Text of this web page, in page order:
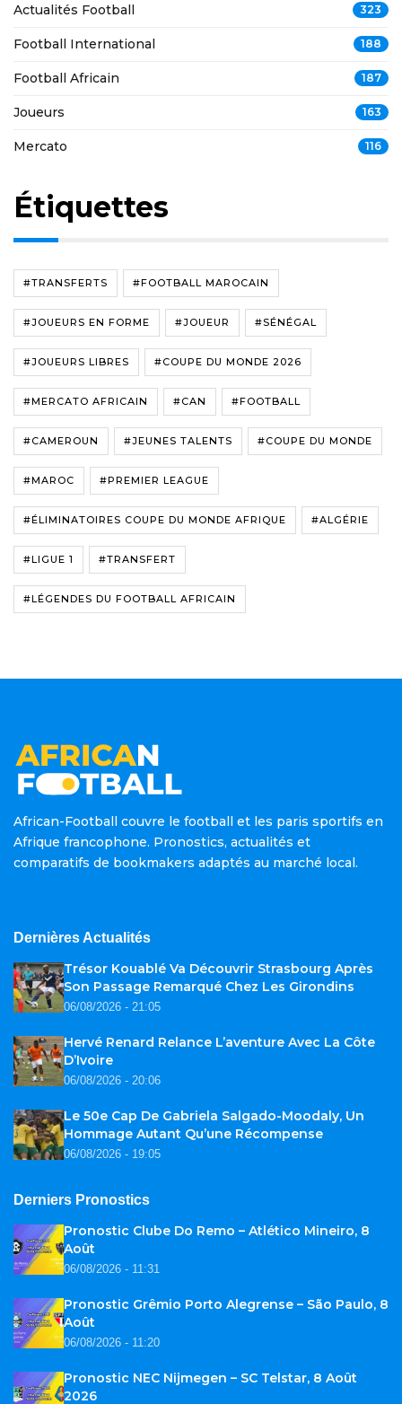
Actualités Football 323
Football International 188
Football Africain 187
Joueurs 163
Mercato 116
Étiquettes
#TRANSFERTS #FOOTBALL MAROCAIN
#JOUEURS EN FORME #JOUEUR #SÉNÉGAL
#JOUEURS LIBRES #COUPE DU MONDE 2026
#MERCATO AFRICAIN #CAN #FOOTBALL
#CAMEROUN #JEUNES TALENTS #COUPE DU MONDE
#MAROC #PREMIER LEAGUE
#ÉLIMINATOIRES COUPE DU MONDE AFRIQUE #ALGÉRIE
#LIGUE 1 #TRANSFERT
#LÉGENDES DU FOOTBALL AFRICAIN
African-Football couvre le football et les paris sportifs en
Afrique francophone. Pronostics, actualités et
comparatifs de bookmakers adaptés au marché local.
Dernières Actualités
Trésor Kouablé Va Découvrir Strasbourg Après
Son Passage Remarqué Chez Les Girondins
06/08/2026 - 21:05
Hervé Renard Relance L’aventure Avec La Côte
D’Ivoire
06/08/2026 - 20:06
Le 50e Cap De Gabriela Salgado-Moodaly, Un
Hommage Autant Qu’une Récompense
06/08/2026 - 19:05
Derniers Pronostics
Pronostic Clube Do Remo – Atlético Mineiro, 8
Août
06/08/2026 - 11:31
Pronostic Grêmio Porto Alegrense – São Paulo, 8
Août
06/08/2026 - 11:20
Pronostic NEC Nijmegen – SC Telstar, 8 Août
2026